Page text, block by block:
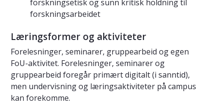
forskningsetisk og sunn kritisk holdning til
forskningsarbeidet
Læringsformer og aktiviteter
Forelesninger, seminarer, gruppearbeid og egen
FoU-aktivitet. Forelesninger, seminarer og
gruppearbeid foregår primært digitalt (i sanntid),
men undervisning og læringsaktiviteter på campus
kan forekomme.